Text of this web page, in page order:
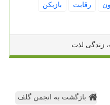
رقابت
بازیكن
زندگی لذت
بازگشت به انجمن گلف